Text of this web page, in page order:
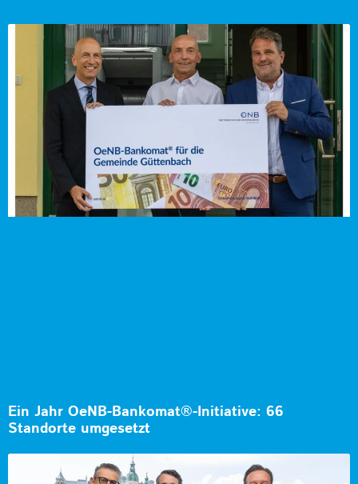
Ein Jahr OeNB-Bankomat®-Initiative: 66
Standorte umgesetzt